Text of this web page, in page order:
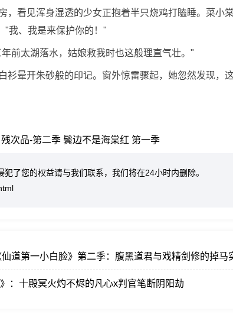
，看见浑身湿透的少女正抱着半只烧鸡打瞌睡。菜小
"我、我是来保护你的！"
前太湖落水，姑娘救我时也这般理直气壮。"
衫晕开朱砂般的印记。窗外惊雷骤起，她忽然发现，
残次品-第二季 鬓边不是海棠红 第一季
了您的权益请与我们联系，我们将在24小时内删除。
道第一小白脸》第二季：腹黑道君与戏精剑修的掉马
：十殿冥火灼不烬的凡心x判官笔断阴阳劫